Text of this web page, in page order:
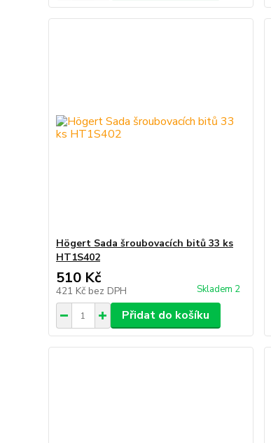
Högert Sada šroubovacích bitů 33 ks
HT1S402
510 Kč
421 Kč bez DPH Skladem 2
Přidat do košíku